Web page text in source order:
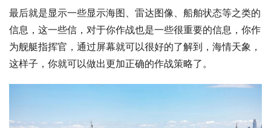
最后就是显示一些显示海图、雷达图像、船舶状态等之类的
信息，这一些信，对于你作战也是一些很重要的信息，你作
为舰艇指挥官，通过屏幕就可以很好的了解到，海情天象，
这样子，你就可以做出更加正确的作战策略了。